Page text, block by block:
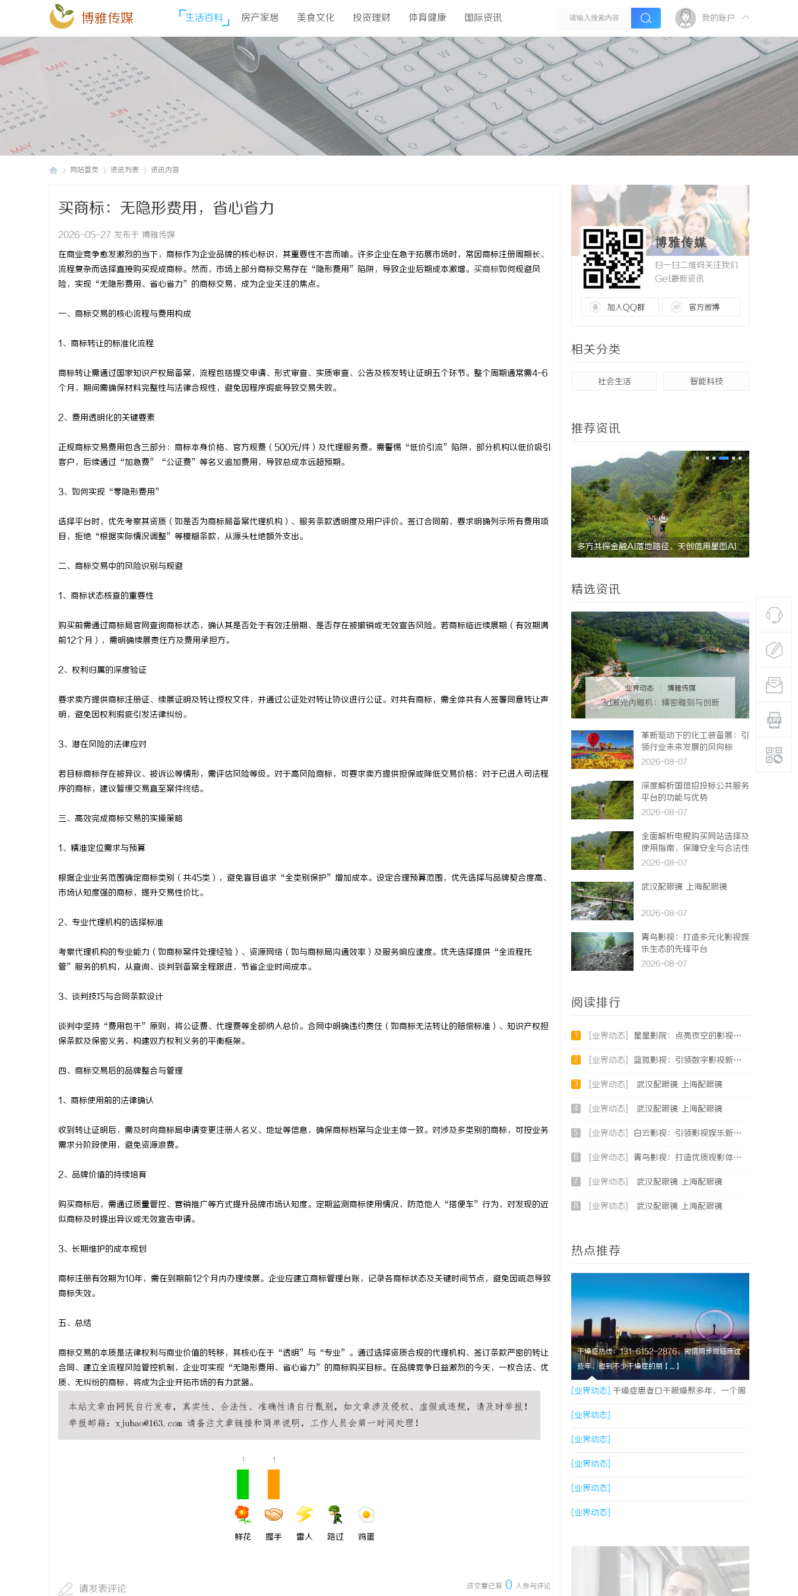
博雅传媒 生活百科 房产家居 美食文化 投资理财 体育健康 国际资讯 我的账户
网站首页 资讯列表 资讯内容
买商标：无隐形费用，省心省力
2026-05-27 发布于 博雅传媒
在商业竞争愈发激烈的当下，商标作为企业品牌的核心标识，其重要性不言而喻。许多企业在急于拓展市场时，常因商标注册周期长、
流程复杂而选择直接购买现成商标。然而，市场上部分商标交易存在“隐形费用”陷阱，导致企业后期成本激增。 买商标如何规避风
险，实现“无隐形费用、省心省力”的商标交易，成为企业关注的焦点。
一、商标交易的核心流程与费用构成
1、商标转让的标准化流程
商标转让需通过国家知识产权局备案，流程包括提交申请、形式审查、实质审查、公告及核发转让证明五个环节。整个周期通常需4-6
个月，期间需确保材料完整性与法律合规性，避免因程序瑕疵导致交易失败。
2、费用透明化的关键要素
正规商标交易费用包含三部分：商标本身价格、官方规费（500元/件）及代理服务费。需警惕“低价引流”陷阱，部分机构以低价吸引
客户，后续通过“加急费”“公证费”等名义追加费用，导致总成本远超预期。
3、如何实现“零隐形费用”
选择平台时，优先考察其资质（如是否为商标局备案代理机构）、服务条款透明度及用户评价。签订合同前，要求明确列示所有费用项
目，拒绝“根据实际情况调整”等模糊条款，从源头杜绝额外支出。
二、商标交易中的风险识别与规避
1、商标状态核查的重要性
购买前需通过商标局官网查询商标状态，确认其是否处于有效注册期、是否存在被撤销或无效宣告风险。若商标临近续展期（有效期满
前12个月），需明确续展责任方及费用承担方。
2、权利归属的深度验证
要求卖方提供商标注册证、续展证明及转让授权文件，并通过公证处对转让协议进行公证。对共有商标，需全体共有人签署同意转让声
明，避免因权利瑕疵引发法律纠纷。
3、潜在风险的法律应对
若目标商标存在被异议、被诉讼等情形，需评估风险等级。对于高风险商标，可要求卖方提供担保或降低交易价格；对于已进入司法程
序的商标，建议暂缓交易直至案件终结。
三、高效完成商标交易的实操策略
1、精准定位需求与预算
根据企业业务范围确定商标类别（共45类），避免盲目追求“全类别保护”增加成本。设定合理预算范围，优先选择与品牌契合度高、
市场认知度强的商标，提升交易性价比。
2、专业代理机构的选择标准
考察代理机构的专业能力（如商标案件处理经验）、资源网络（如与商标局沟通效率）及服务响应速度。优先选择提供“全流程托
管”服务的机构，从查询、谈判到备案全程跟进，节省企业时间成本。
3、谈判技巧与合同条款设计
谈判中坚持“费用包干”原则，将公证费、代理费等全部纳入总价。合同中明确违约责任（如商标无法转让的赔偿标准）、知识产权担
保条款及保密义务，构建双方权利义务的平衡框架。
四、商标交易后的品牌整合与管理
1、商标使用前的法律确认
收到转让证明后，需及时向商标局申请变更注册人名义、地址等信息，确保商标档案与企业主体一致。对涉及多类别的商标，可按业务
需求分阶段使用，避免资源浪费。
2、品牌价值的持续培育
购买商标后，需通过质量管控、营销推广等方式提升品牌市场认知度。定期监测商标使用情况，防范他人“搭便车”行为，对发现的近
似商标及时提出异议或无效宣告申请。
3、长期维护的成本规划
商标注册有效期为10年，需在到期前12个月内办理续展。企业应建立商标管理台账，记录各商标状态及关键时间节点，避免因疏忽导致
商标失效。
五、总结
商标交易的本质是法律权利与商业价值的转移，其核心在于“透明”与“专业”。通过选择资质合规的代理机构、签订条款严密的转让
合同、建立全流程风险管控机制，企业可实现“无隐形费用、省心省力”的商标购买目标。在品牌竞争日益激烈的今天，一枚合法、优
质、无纠纷的商标，将成为企业开拓市场的有力武器。
1
鲜花
1
握手 雷人 路过 鸡蛋
该文章已有 0 人参与评论
请发表评论
博雅传媒
扫一扫二维码关注我们
Get最新资讯
加入QQ群 官方微博
相关分类
社会生活 智能科技
推荐资讯
多方共探金融AI落地路径，天创信用星图AI
精选资讯
业界动态 博雅传媒
3d激光内雕机：精密雕刻与创新
革新驱动下的化工装备展：引
领行业未来发展的风向标
2026-08-07
深度解析国信招投标公共服务
平台的功能与优势
2026-08-07
全面解析电棍购买网站选择及
使用指南，保障安全与合法性
2026-08-07
武汉配眼镜 上海配眼镜
2026-08-07
青鸟影视：打造多元化影视娱
乐生态的先锋平台
2026-08-07
阅读排行
1 [业界动态] 星星影院：点亮夜空的影视艺术殿堂
2 [业界动态] 蓝狐影视：引领数字影视新时代的创新力量
3 [业界动态] 武汉配眼镜 上海配眼镜
4 [业界动态] 武汉配眼镜 上海配眼镜
5 [业界动态] 白云影视：引领影视娱乐新时代的内容创新平台
6 [业界动态] 青鸟影视：打造优质观影体验的行业新标杆
7 [业界动态] 武汉配眼镜 上海配眼镜
8 [业界动态] 武汉配眼镜 上海配眼镜
热点推荐
干燥症热线：131-6152-2876，微信同步做临床这
些年，碰到不少干燥症的朋【....】
[业界动态] 干燥症患者口干眼燥熬多年，一个周
期缓过来？老中医：一张辨证方对症，身体找回
津液
[业界动态]
[业界动态]
[业界动态]
[业界动态]
[业界动态]